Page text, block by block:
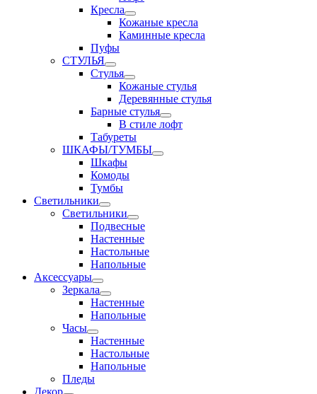
Кресла
Кожаные кресла
Каминные кресла
Пуфы
СТУЛЬЯ
Стулья
Кожаные стулья
Деревянные стулья
Барные стулья
В стиле лофт
Табуреты
ШКАФЫ/ТУМБЫ
Шкафы
Комоды
Тумбы
Светильники
Светильники
Подвесные
Настенные
Настольные
Напольные
Аксессуары
Зеркала
Настенные
Напольные
Часы
Настенные
Настольные
Напольные
Пледы
Декор